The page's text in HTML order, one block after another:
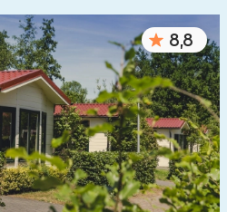
0
1
8
18
20
8,8